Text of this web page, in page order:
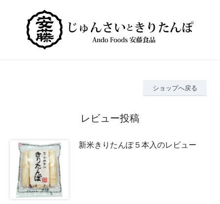
ショップへ戻る
レビュー投稿
新米きりたんぽ５本入のレビュー